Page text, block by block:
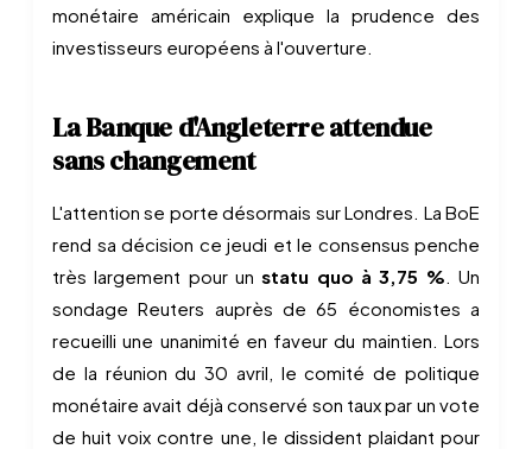
monétaire américain explique la prudence des
investisseurs européens à l'ouverture.
La Banque d'Angleterre attendue
sans changement
L'attention se porte désormais sur Londres. La BoE
rend sa décision ce jeudi et le consensus penche
très largement pour unstatu quo à 3,75 %. Un
sondage Reuters auprès de 65 économistes a
recueilli une unanimité en faveur du maintien. Lors
de la réunion du 30 avril, le comité de politique
monétaire avait déjà conservé son taux par un vote
de huit voix contre une, le dissident plaidant pour